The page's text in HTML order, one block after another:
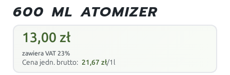
600 ML ATOMIZER
13,00 zł
zawiera VAT 23%
Cena jedn. brutto: 21,67zł/1l